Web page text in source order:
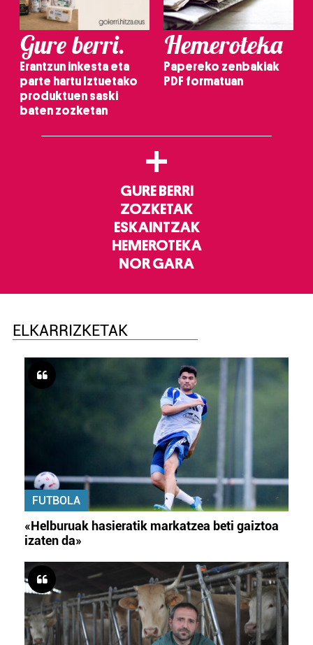
Gure berri.
Erantzun inkesta eta
parte hartu Iztuetako
produktuen saski
baten zozketan
Hemeroteka
Papereko zenbakiak
PDF formatuan
+
GURE BERRI
ZOZKETAK
ESKAINTZAK
HEMEROTEKA
NOR GARA
ELKARRIZKETAK
FUTBOLA
«Helburuak hasieratik markatzea beti gaiztoa
izaten da»